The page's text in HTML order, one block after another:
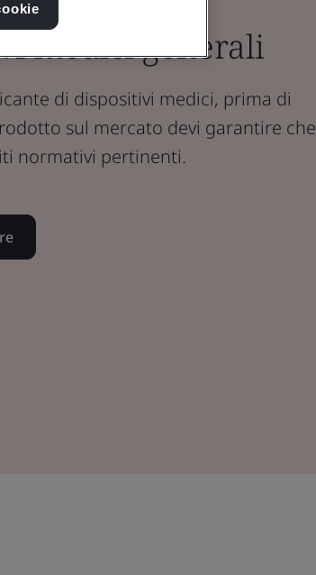
medici generali
di dispositivi medici, prima di
sul mercato devi garantire che
normativi pertinenti.